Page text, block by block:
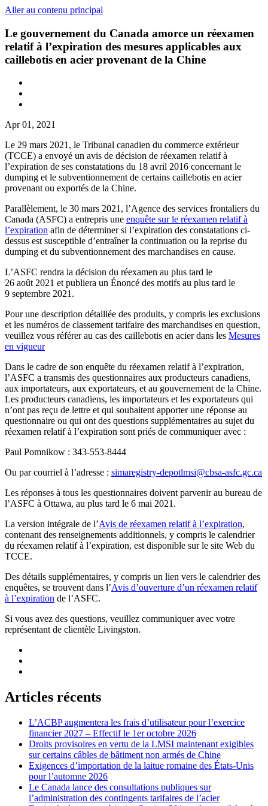
Aller au contenu principal
Le gouvernement du Canada amorce un réexamen
relatif à l’expiration des mesures applicables aux
caillebotis en acier provenant de la Chine
Apr 01, 2021
Le 29 mars 2021, le Tribunal canadien du commerce extérieur
(TCCE) a envoyé un avis de décision de réexamen relatif à
l’expiration de ses constatations du 18 avril 2016 concernant le
dumping et le subventionnement de certains caillebotis en acier
provenant ou exportés de la Chine.
Parallèlement, le 30 mars 2021, l’Agence des services frontaliers du
Canada (ASFC) a entrepris une enquête sur le réexamen relatif à
l’expiration afin de déterminer si l’expiration des constatations ci-
dessus est susceptible d’entraîner la continuation ou la reprise du
dumping et du subventionnement des marchandises en cause.
L’ASFC rendra la décision du réexamen au plus tard le
26 août 2021 et publiera un Énoncé des motifs au plus tard le
9 septembre 2021.
Pour une description détaillée des produits, y compris les exclusions
et les numéros de classement tarifaire des marchandises en question,
veuillez vous référer au cas des caillebotis en acier dans les Mesures
en vigueur
Dans le cadre de son enquête du réexamen relatif à l’expiration,
l’ASFC a transmis des questionnaires aux producteurs canadiens,
aux importateurs, aux exportateurs, et au gouvernement de la Chine.
Les producteurs canadiens, les importateurs et les exportateurs qui
n’ont pas reçu de lettre et qui souhaitent apporter une réponse au
questionnaire ou qui ont des questions supplémentaires au sujet du
réexamen relatif à l’expiration sont priés de communiquer avec :
Paul Pomnikow : 343‑553‑8444
Ou par courriel à l’adresse : simaregistry-depotlmsi@cbsa-asfc.gc.ca
Les réponses à tous les questionnaires doivent parvenir au bureau de
l’ASFC à Ottawa, au plus tard le 6 mai 2021.
La version intégrale de l’Avis de réexamen relatif à l’expiration,
contenant des renseignements additionnels, y compris le calendrier
du réexamen relatif à l’expiration, est disponible sur le site Web du
TCCE.
Des détails supplémentaires, y compris un lien vers le calendrier des
enquêtes, se trouvent dans l’Avis d’ouverture d’un réexamen relatif
à l’expiration de l’ASFC.
Si vous avez des questions, veuillez communiquer avec votre
représentant de clientèle Livingston.
Articles récents
L’ACBP augmentera les frais d’utilisateur pour l’exercice
financier 2027 – Effectif le 1er octobre 2026
Droits provisoires en vertu de la LMSI maintenant exigibles
sur certains câbles de bâtiment non armés de Chine
Exigences d’importation de la laitue romaine des États-Unis
pour l’automne 2026
Le Canada lance des consultations publiques sur
l’administration des contingents tarifaires de l’acier